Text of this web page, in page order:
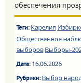
обеспечения
Теги: Карелия
Общественное
выборов Выборы-
Дата:16.06.2026
Рубрики:Выбор